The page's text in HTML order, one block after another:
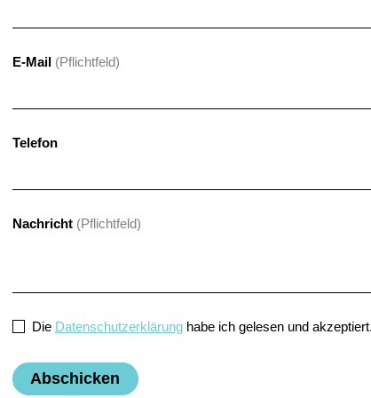
E-Mail
Telefon
Nachricht
Die Datenschutzerklärunghabe ich gelesen und